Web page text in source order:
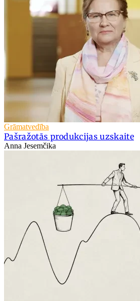
Grāmatvedība
Pašražotās produkcijas uzskaite
Anna Jesemčika